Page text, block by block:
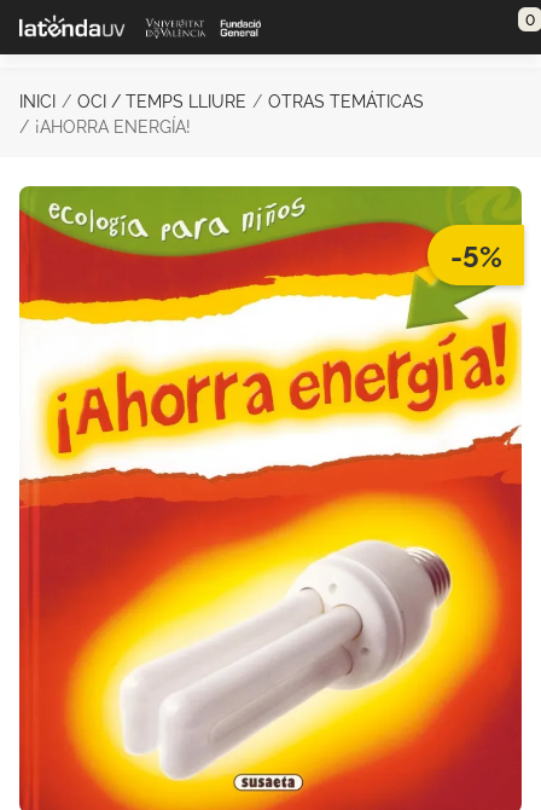
Saltar al contenido principal 0
INICI OCI / TEMPS LLIURE
OTRAS TEMÁTICAS
¡AHORRA ENERGÍA!
-5%